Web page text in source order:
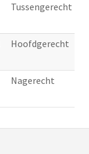
Tussengerecht
Hoofdgerecht
Nagerecht